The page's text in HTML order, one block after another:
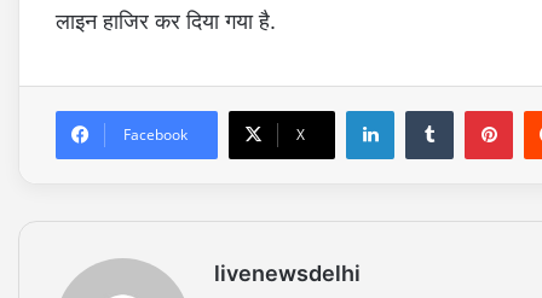
लाइन हाजिर कर दिया गया है.
Facebook X
livenewsdelhi